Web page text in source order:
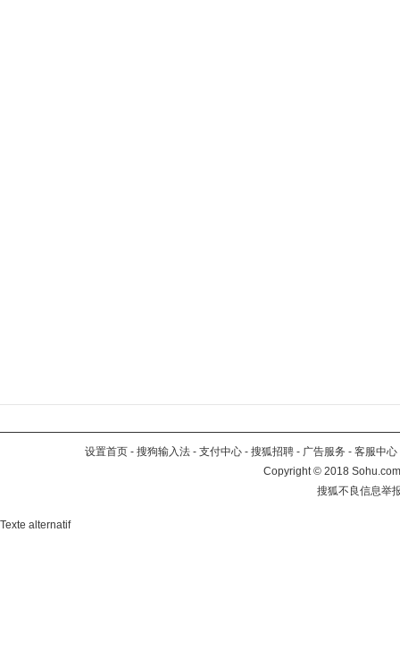
设置首页 - 搜狗输入法 - 支付中心 - 搜狐招聘 - 广告服务 - 客服中心
Copyright©2018
搜狐不良信息举
Texte alternatif